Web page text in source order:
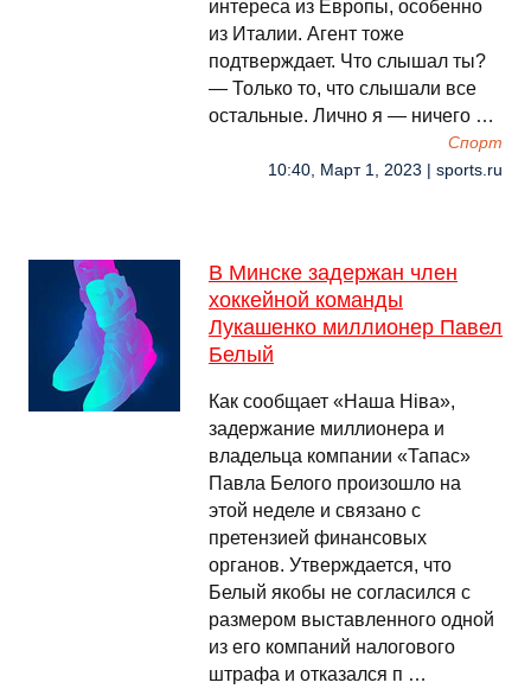
интереса из Европы, особенно
из Италии. Агент тоже
подтверждает. Что слышал ты?
― Только то, что слышали все
остальные. Лично я ― ничего …
Спорт
10:40, Март 1, 2023 | sports.ru
В Минске задержан член
хоккейной команды
Лукашенко миллионер Павел
Белый
Как сообщает «Наша Ніва»,
задержание миллионера и
владельца компании «Тапас»
Павла Белого произошло на
этой неделе и связано с
претензией финансовых
органов. Утверждается, что
Белый якобы не согласился с
размером выставленного одной
из его компаний налогового
штрафа и отказался п …